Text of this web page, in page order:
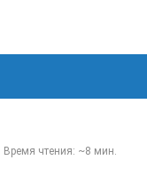
Время чтения: ~8 мин.